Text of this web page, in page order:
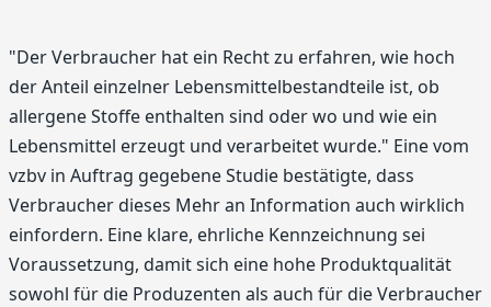
"Der Verbraucher hat ein Recht zu erfahren, wie hoch
der Anteil einzelner Lebensmittelbestandteile ist, ob
allergene Stoffe enthalten sind oder wo und wie ein
Lebensmittel erzeugt und verarbeitet wurde." Eine vom
vzbv in Auftrag gegebene Studie bestätigte, dass
Verbraucher dieses Mehr an Information auch wirklich
einfordern. Eine klare, ehrliche Kennzeichnung sei
Voraussetzung, damit sich eine hohe Produktqualität
sowohl für die Produzenten als auch für die Verbraucher